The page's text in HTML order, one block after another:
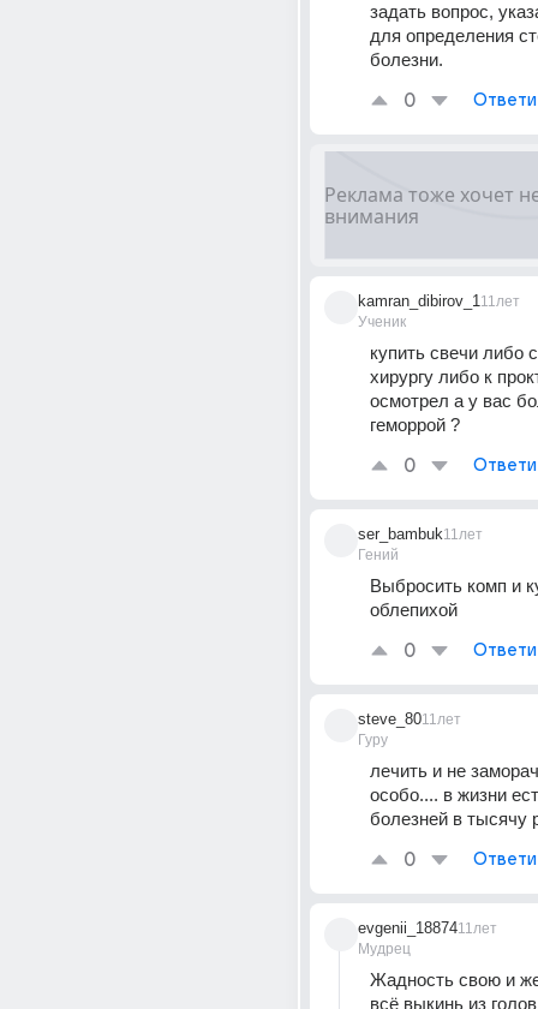
задать вопрос,
для определения
болезни.
0
kamran_dibirov_1
Ученик
11лет
купить свечи либо
хирургу либо к
осмотрел а у вас
геморрой ?
0
ser_bambuk
Гений
11лет
Выбросить комп и
облепихой
0
steve_80
Гуру
11лет
лечить и не
особо.... в жизни
болезней в тысячу
0
evgenii_18874
Мудрец
11лет
Жадность свою и
всё выкинь из